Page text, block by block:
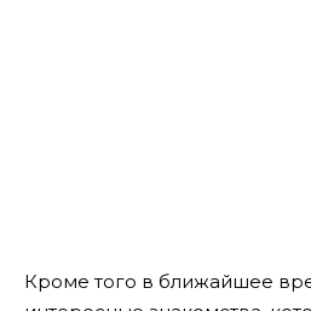
Кроме того в ближайшее